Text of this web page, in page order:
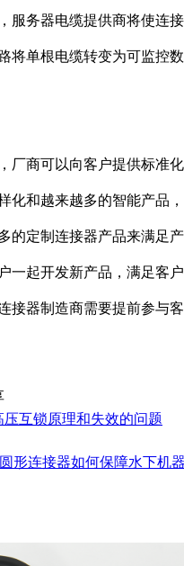
服务器电缆提供商将使连接
将单根电缆转变为可监控数
厂商可以向客户提供标准化
化和越来越多的智能产品，
的定制连接器产品来满足产
一起开发新产品，满足客户
接器制造商需要提前参与客
互锁原理和失效的问题
形连接器如何保障水下机